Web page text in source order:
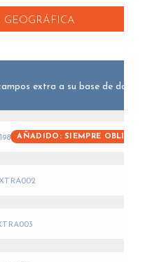
extra a su base de datos.
AÑADIDO: SIEMPRE